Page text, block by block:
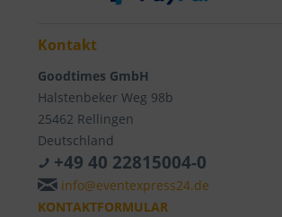
Kontakt
Goodtimes GmbH
Halstenbeker Weg 98b
25462 Rellingen
Deutschland
+49 40 22815004-0
info@eventexpress24.de
KONTAKTFORMULAR